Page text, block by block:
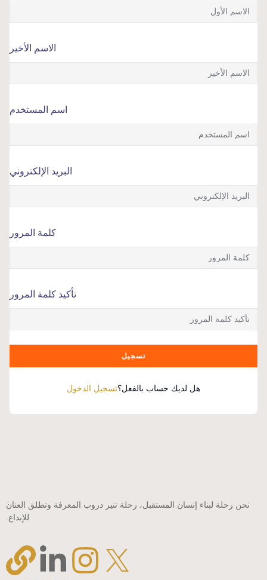
الاسم الأخير
اسم المستخدم
البريد الإلكتروني
كلمة المرور
تأكيد كلمة المرور
تسجيل
هل لديك حساب بالفعل؟تسجيل الدخول
نحن رحلة لبناء إنسان المستقبل، رحلة تنير دروب المعرفة وتطلق العنان
للإبداع.